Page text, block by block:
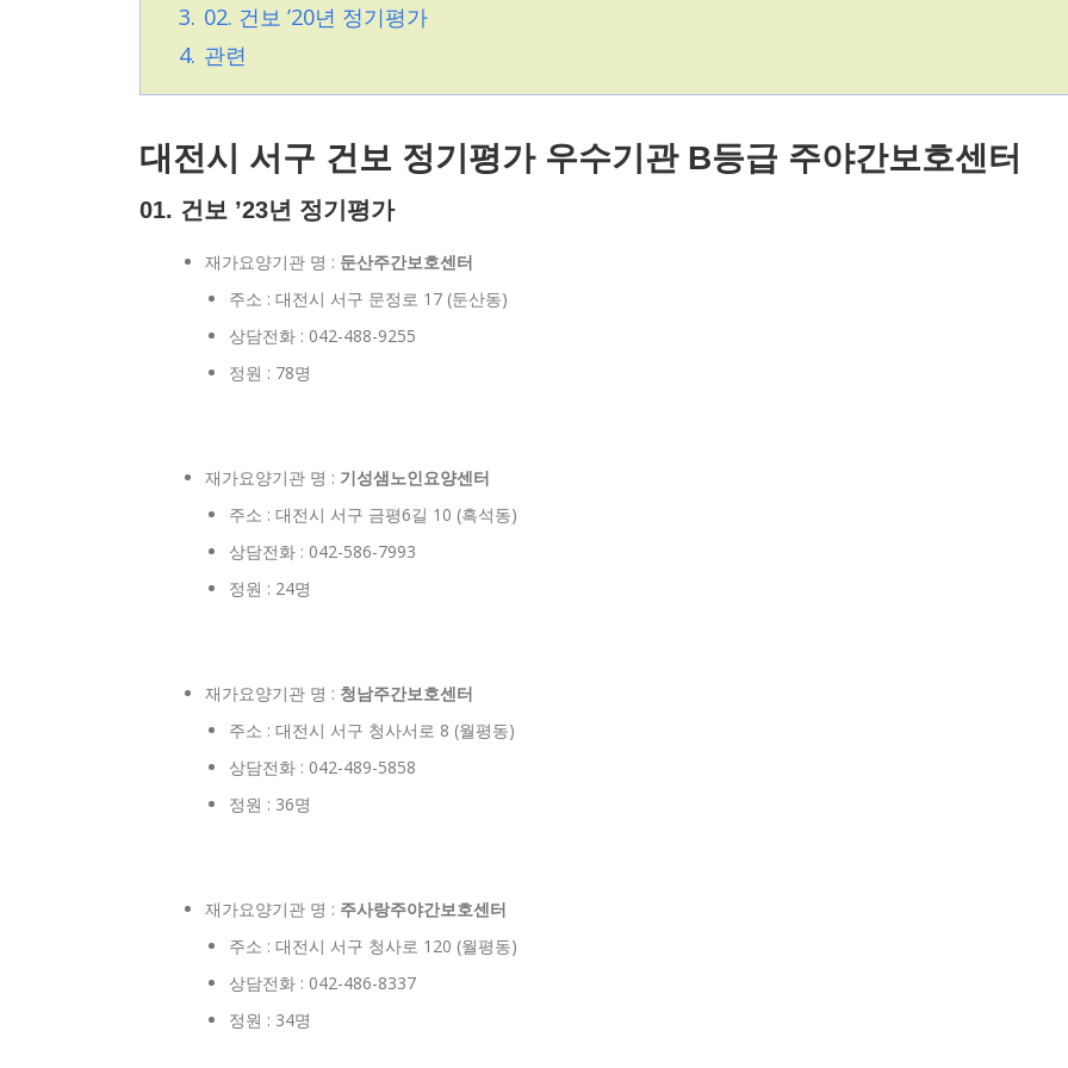
3. 02. 건보 ’20년 정기평가
4. 관련
대전시 서구 건보 정기평가 우수기관 B등급 주야간보호센터
01. 건보 ’23년 정기평가
재가요양기관 명 : 둔산주간보호센터
주소 : 대전시 서구 문정로 17 (둔산동)
상담전화 : 042-488-9255
정원 : 78명
재가요양기관 명 : 기성샘노인요양센터
주소 : 대전시 서구 금평6길 10 (흑석동)
상담전화 : 042-586-7993
정원 : 24명
재가요양기관 명 : 청남주간보호센터
주소 : 대전시 서구 청사서로 8 (월평동)
상담전화 : 042-489-5858
정원 : 36명
재가요양기관 명 : 주사랑주야간보호센터
주소 : 대전시 서구 청사로 120 (월평동)
상담전화 : 042-486-8337
정원 : 34명